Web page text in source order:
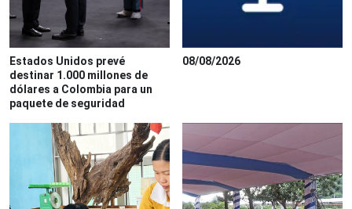
Estados Unidos prevé
destinar 1.000 millones de
dólares a Colombia para un
paquete de seguridad
08/08/2026